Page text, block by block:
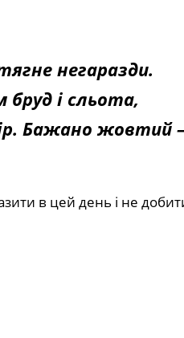
негаразди.
і сльота,
Бажано жовтий –
в цей день і не